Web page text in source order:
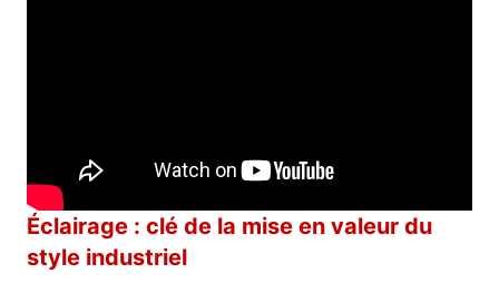
Éclairage : clé de la mise en valeur du
style industriel